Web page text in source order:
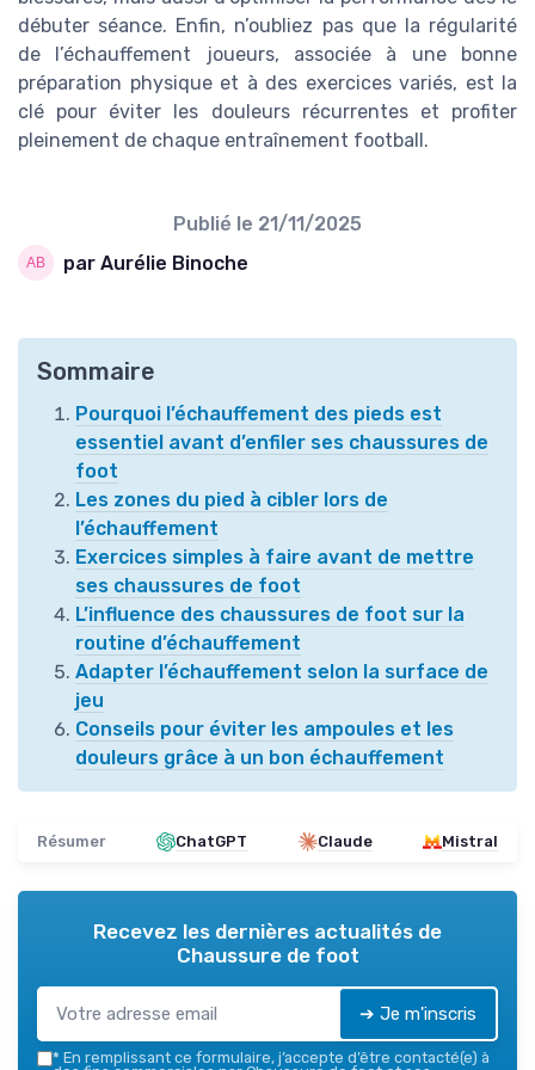
débuter séance. Enfin, n’oubliez pas que la régularité
de l’échauffement joueurs, associée à une bonne
préparation physique et à des exercices variés, est la
clé pour éviter les douleurs récurrentes et profiter
pleinement de chaque entraînement football.
Publié le 21/11/2025
par Aurélie Binoche
Sommaire
Pourquoi l’échauffement des pieds est
essentiel avant d’enfiler ses chaussures de
foot
Les zones du pied à cibler lors de
l’échauffement
Exercices simples à faire avant de mettre
ses chaussures de foot
L’influence des chaussures de foot sur la
routine d’échauffement
Adapter l’échauffement selon la surface de
jeu
Conseils pour éviter les ampoules et les
douleurs grâce à un bon échauffement
Résumer ChatGPT Claude Mistral
Recevez les dernières actualités de
Chaussure de foot
➔ Je m'inscris
* En remplissant ce formulaire, j’accepte d’être contacté(e) à